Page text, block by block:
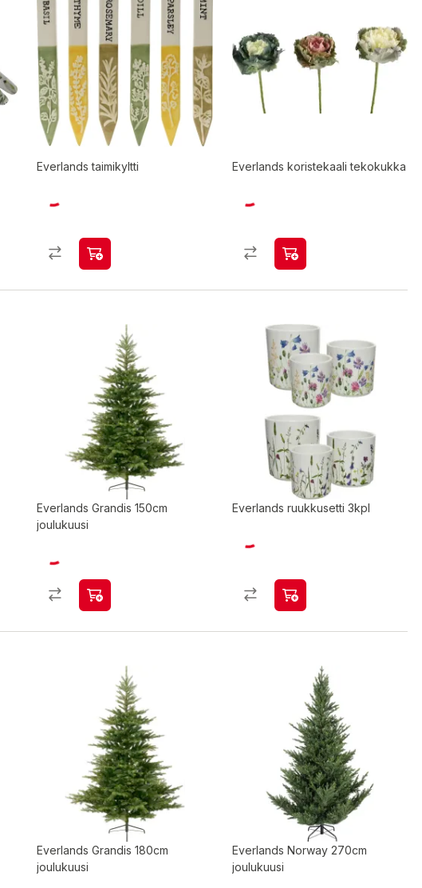
Everlands taimikyltti Everlands koristekaali tekokukka
Everlands Grandis 150cm
joulukuusi
Everlands ruukkusetti 3kpl
Everlands Grandis 180cm
joulukuusi
Everlands Norway 270cm
joulukuusi